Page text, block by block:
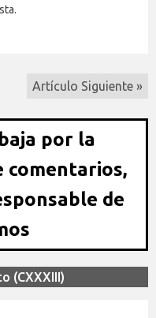
Artículo Siguiente »
por la
comentarios,
de
(CXXXIII)